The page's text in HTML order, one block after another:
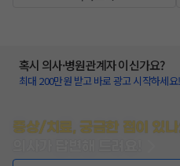
혹시 의사·병원관계자 이신가요?
최대 200만원 받고 바로 광고 시작하세
증상/치료, 궁금한 점이 있